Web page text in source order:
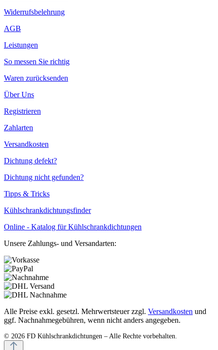
Widerrufsbelehrung
AGB
Leistungen
So messen Sie richtig
Waren zurücksenden
Über Uns
Registrieren
Zahlarten
Versandkosten
Dichtung defekt?
Dichtung nicht gefunden?
Tipps & Tricks
Kühlschrankdichtungsfinder
Online - Katalog für Kühlschrankdichtungen
Unsere Zahlungs- und Versandarten:
Alle Preise exkl. gesetzl. Mehrwertsteuer zzgl. Versandkosten und
ggf. Nachnahmegebühren, wenn nicht anders angegeben.